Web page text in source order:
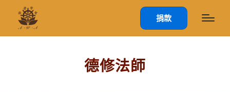
捐款
德修法師